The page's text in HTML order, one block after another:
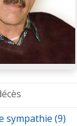
sympathie (9)